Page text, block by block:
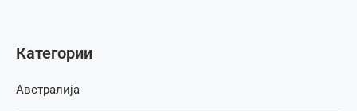
Категории
Австралија